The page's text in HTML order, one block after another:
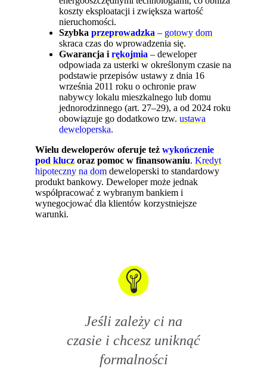
koszty eksploatacji i zwiększa wartość
nieruchomości.
Szybkaprzeprowadzka – gotowy dom
skraca czas do wprowadzenia się.
Gwarancja irękojmia – deweloper
odpowiada za usterki w określonym czasie na
podstawie przepisów ustawy z dnia 16
września 2011 roku o ochronie praw
nabywcy lokalu mieszkalnego lub domu
jednorodzinnego (art. 27–29), a od 2024 roku
obowiązuje go dodatkowo tzw.ustawa
deweloperska.
Wielu deweloperów oferuje teżwykończenie
pod klucz oraz pomoc w finansowaniu.Kredyt
hipoteczny na dom deweloperski to standardowy
produkt bankowy. Deweloper może jednak
współpracować z wybranym bankiem i
wynegocjować dla klientów korzystniejsze
warunki.
Jeśli zależy ci na
czasie i chcesz uniknąć
formalności